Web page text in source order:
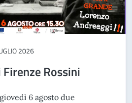
2026
Rossini
6 agosto due